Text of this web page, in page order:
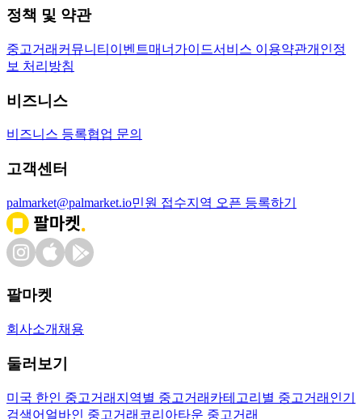
정책 및 약관
중고거래 커뮤니티 이벤트매너가이드서비스 이용약관개인정
보 처리방침
비즈니스
비즈니스 등록협업 문의
고객센터
palmarket@palmarket.io민원 접수지역 오픈 등록하기
팔마켓
회사소개 채용
둘러보기
미국 한인 중고거래 지역별 중고거래 카테고리별 중고거래 인기
검색어 얼바인 중고거래 코리아타운 중고거래